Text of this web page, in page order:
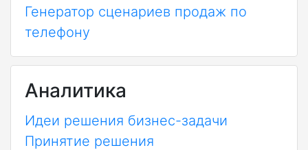
Генератор сценариев продаж по
телефону
Аналитика
Идеи решения бизнес-задачи
Принятие решения